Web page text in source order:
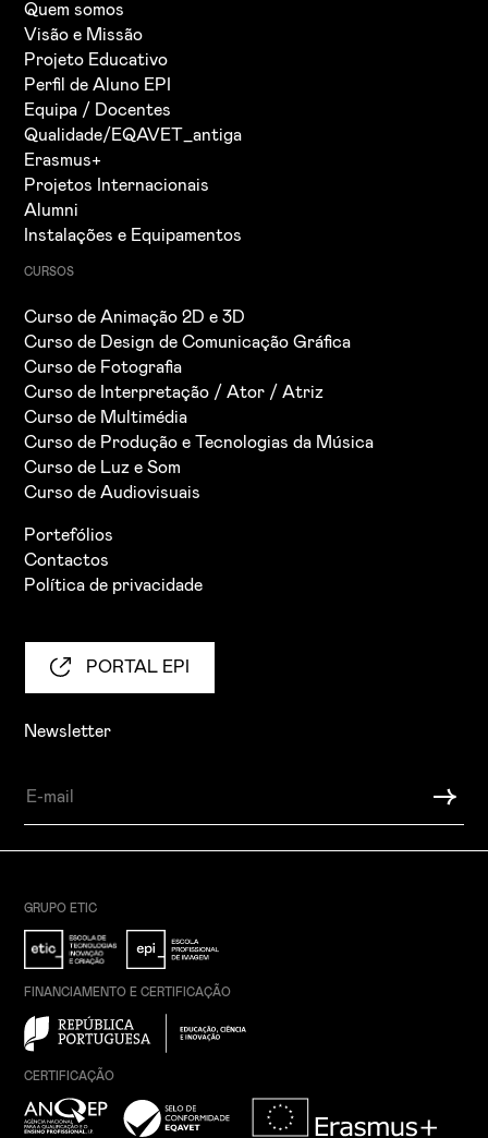
Quem somos
Visão e Missão
Projeto Educativo
Perfil de Aluno EPI
Equipa / Docentes
Qualidade/EQAVET_antiga
Erasmus+
Projetos Internacionais
Alumni
Instalações e Equipamentos
CURSOS
Curso de Animação 2D e 3D
Curso de Design de Comunicação Gráfica
Curso de Fotografia
Curso de Interpretação / Ator / Atriz
Curso de Multimédia
Curso de Produção e Tecnologias da Música
Curso de Luz e Som
Curso de Audiovisuais
Portefólios
Contactos
Política de privacidade
PORTAL EPI
Newsletter
GRUPO ETIC
FINANCIAMENTO E CERTIFICAÇÃO
CERTIFICAÇÃO